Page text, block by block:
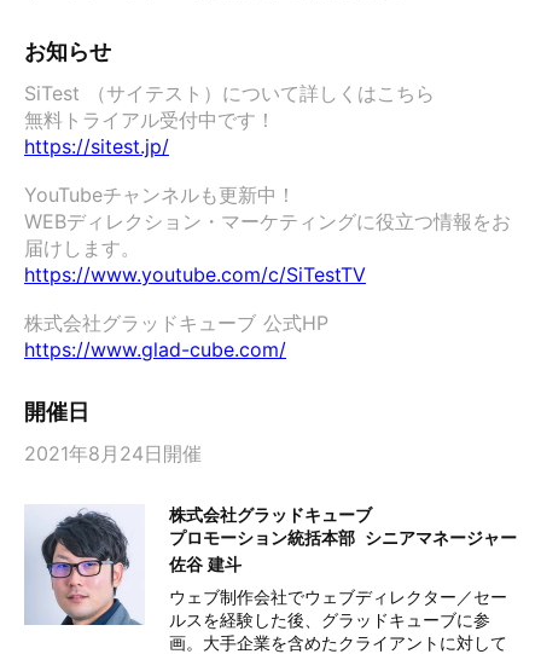
お知らせ
SiTest （サイテスト）について詳しくはこちら
https://sitest.jp/
YouTubeチャンネルも更新中！
WEBディレクション・マーケティングに役立つ情報をお
https://www.youtube.com/c/SiTestTV
https://www.glad-cube.com/
開催日
2021年8月24日開催
株式会社グラッドキューブ
プロモーション統括本部 シニアマネージャー
佐谷 建斗
ウェブ制作会社でウェブディレクター／セー
ルスを経験した後、グラッドキューブに参
画。大手企業を含めたクライアントに対して